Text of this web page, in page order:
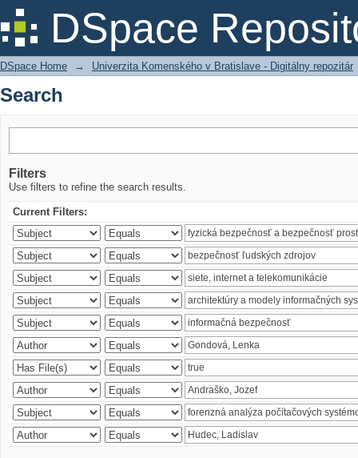
DSpace
Search
DSpace Home → Univerzita Komenského v Bratislave - Digitálny repozitár
Search
Filters
Use filters to refine the search results.
Current Filters: